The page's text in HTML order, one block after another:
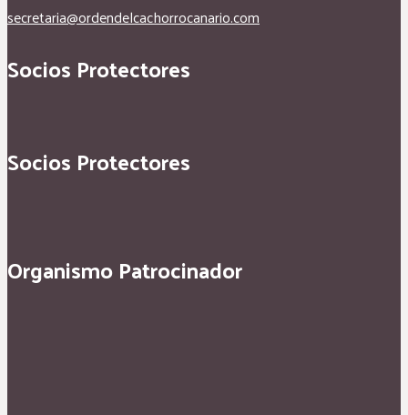
secretaria@ordendelcachorrocanario.com
Socios Protectores
Socios Protectores
Organismo Patrocinador